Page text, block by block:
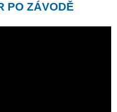
PO ZÁVODĚ